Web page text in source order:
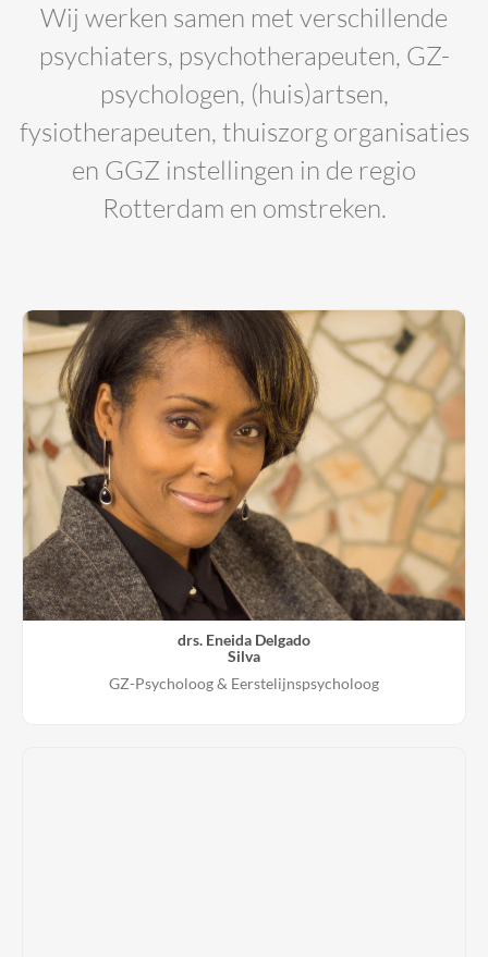
Wij werken samen met verschillende
psychiaters, psychotherapeuten, GZ-
psychologen, (huis)artsen,
fysiotherapeuten, thuiszorg organisaties
en GGZ instellingen in de regio
Rotterdam en omstreken.
BIG-registratie
69910562625
drs. Eneida Delgado
Silva
GZ-Psycholoog & Eerstelijnspsycholoog